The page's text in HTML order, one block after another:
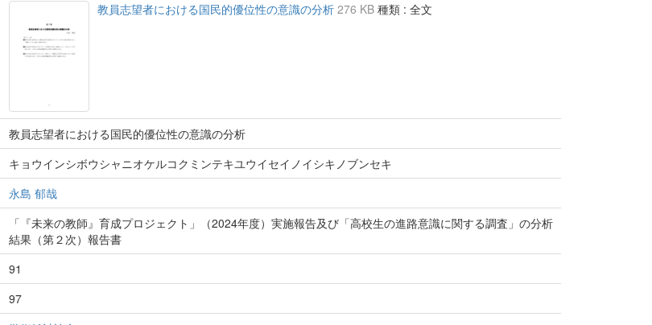
教員志望者における国民的優位性の意識の分析276 KB 種類 : 全文
教員志望者における国民的優位性の意識の分析
キョウインシボウシャニオケルコクミンテキユウイセイノイシキノブンセキ
永島 郁哉
「『未来の教師』育成プロジェクト」（2024年度）実施報告及び「高校生の進路意識に関する調査」の分析
結果（第２次）報告書
91
97